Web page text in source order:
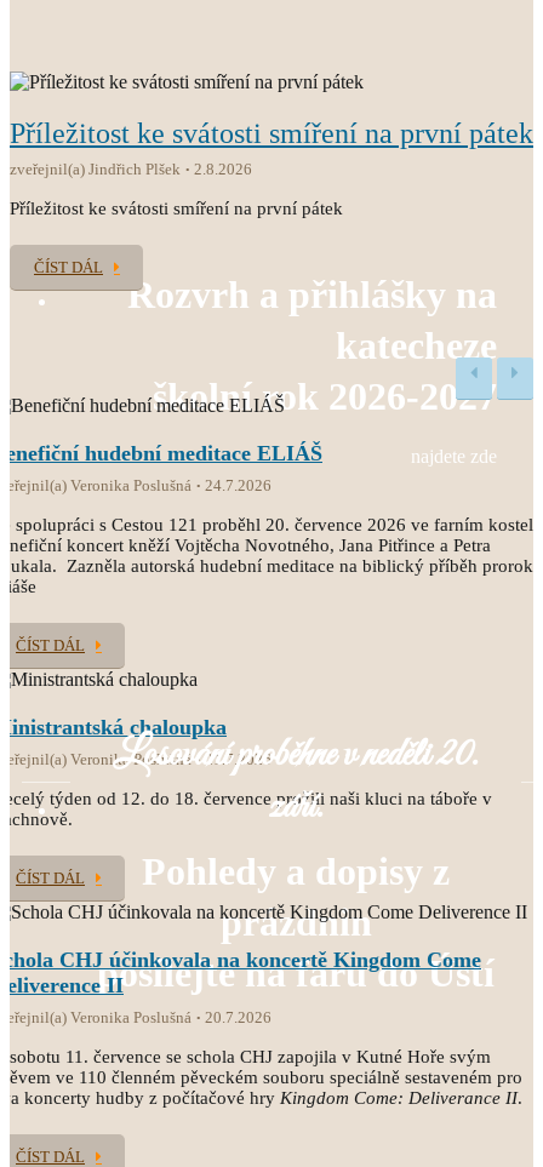
Rozvrh a přihlášky na
katecheze
školní rok 2026-2027
najdete zde
Losování proběhne v neděli 20.
září.
Pohledy a dopisy z
prázdnin
posílejte na faru do Ústí
Příležitost ke svátosti smíření na první pátek
zveřejnil(a) Jindřich Plšek 2.8.2026
Příležitost ke svátosti smíření na první pátek
ČÍST DÁL
hudební meditace ELIÁŠ
Veronika Poslušná 24.7.2026
spolupráci s Cestou 121 proběhl 20. července 2026 ve farním kostele
koncert kněží Vojtěcha Novotného, Jana Pitřince a Petra
Zazněla autorská hudební meditace na biblický příběh proroka
ČÍST DÁL
chaloupka
Veronika Poslušná 21.7.2026
týden od 12. do 18. července prožili naši kluci na táboře v
ČÍST DÁL
CHJ účinkovala na koncertě Kingdom Come
II
Veronika Poslušná 20.7.2026
sobotu 11. července se schola CHJ zapojila v Kutné Hoře svým
ve 110 členném pěveckém souboru speciálně sestaveném pro
koncerty hudby z počítačové hry Kingdom Come: Deliverance II.
ČÍST DÁL